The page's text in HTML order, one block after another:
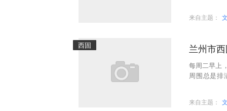
来自主题：
西固 兰州市
每周二早上
周围总是排
来自主题：